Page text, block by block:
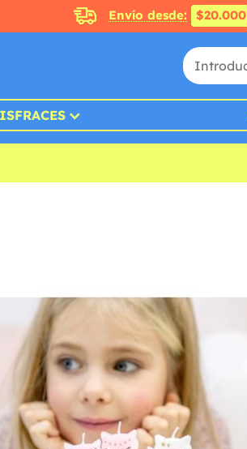
Envío desde: $20.000